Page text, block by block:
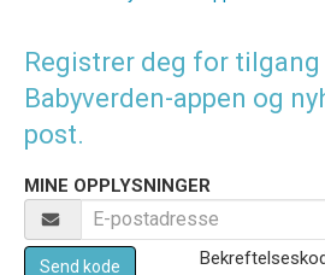
Registrer deg for tilgang
Babyverden-appen og
post.
MINE OPPLYSNINGER
Send kode